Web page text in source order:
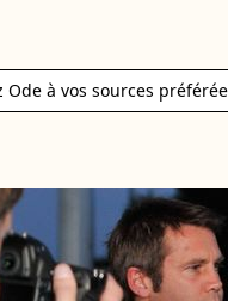
Ode à vos sources